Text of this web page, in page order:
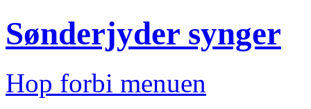
Sønderjyder synger
Hop forbi menuen